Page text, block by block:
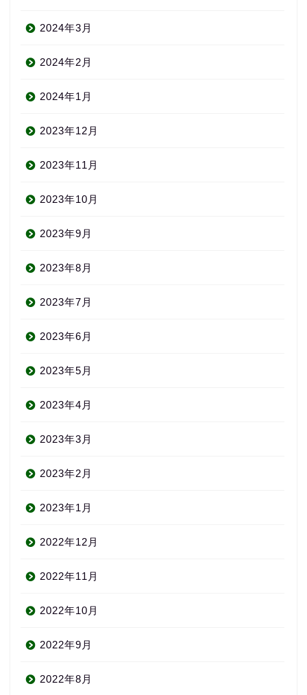
2024年3月
2024年2月
2024年1月
2023年12月
2023年11月
2023年10月
2023年9月
2023年8月
2023年7月
2023年6月
2023年5月
2023年4月
2023年3月
2023年2月
2023年1月
2022年12月
2022年11月
2022年10月
2022年9月
2022年8月